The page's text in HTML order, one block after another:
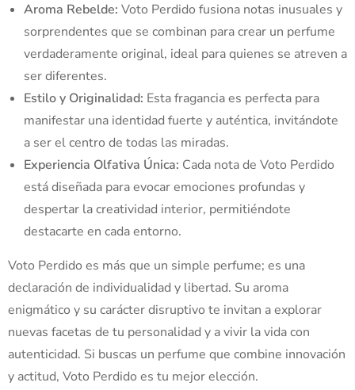
Aroma Rebelde: Voto Perdido fusiona notas inusuales y
sorprendentes que se combinan para crear un perfume
verdaderamente original, ideal para quienes se atreven a
ser diferentes.
Estilo y Originalidad: Esta fragancia es perfecta para
manifestar una identidad fuerte y auténtica, invitándote
a ser el centro de todas las miradas.
Experiencia Olfativa Única: Cada nota de Voto Perdido
está diseñada para evocar emociones profundas y
despertar la creatividad interior, permitiéndote
destacarte en cada entorno.
Voto Perdido es más que un simple perfume; es una
declaración de individualidad y libertad. Su aroma
enigmático y su carácter disruptivo te invitan a explorar
nuevas facetas de tu personalidad y a vivir la vida con
autenticidad. Si buscas un perfume que combine innovación
y actitud, Voto Perdido es tu mejor elección.